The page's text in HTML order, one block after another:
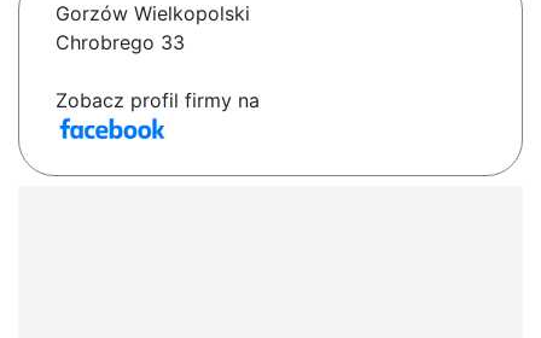
Gorzów Wielkopolski
Chrobrego 33
Zobacz profil firmy na